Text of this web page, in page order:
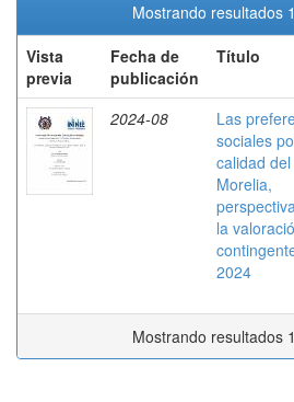
Mostrando resultados
Vista
previa
Fecha de
publicación
Título
2024-08
Las
sociales
calidad
Morelia,
la
2024
Mostrando resultados